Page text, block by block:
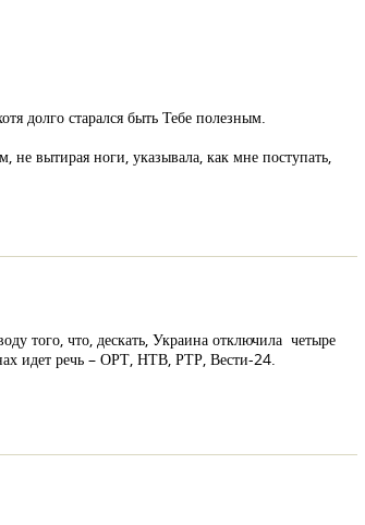
долго старался быть Тебе полезным.
вытирая ноги, указывала, как мне поступать,
того, что, дескать, Украина отключила четыре
идет речь – ОРТ, НТВ, РТР, Вести-24.